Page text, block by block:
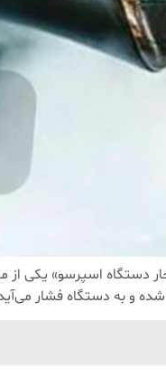
دستگاه اسپرسو» یکی
شده و به دستگاه فشار